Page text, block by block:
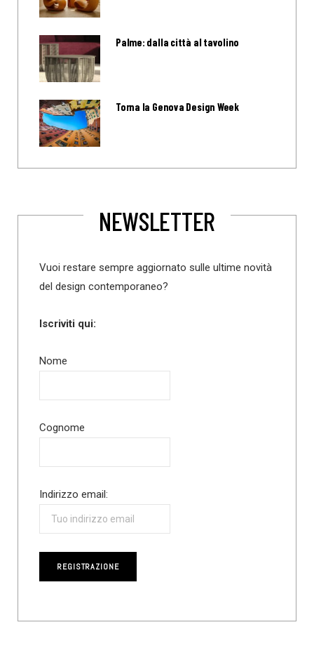
Palme: dalla città al tavolino
Torna la Genova Design Week
NEWSLETTER
Vuoi restare sempre aggiornato sulle ultime novità
del design contemporaneo?
Iscriviti qui:
Nome
Cognome
Indirizzo email: